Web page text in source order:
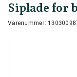
Siplade for
Varenummer: